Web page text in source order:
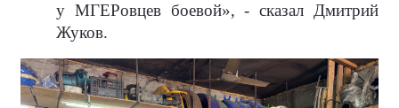
у МГЕРовцев боевой», - сказал Дмитрий
Жуков.